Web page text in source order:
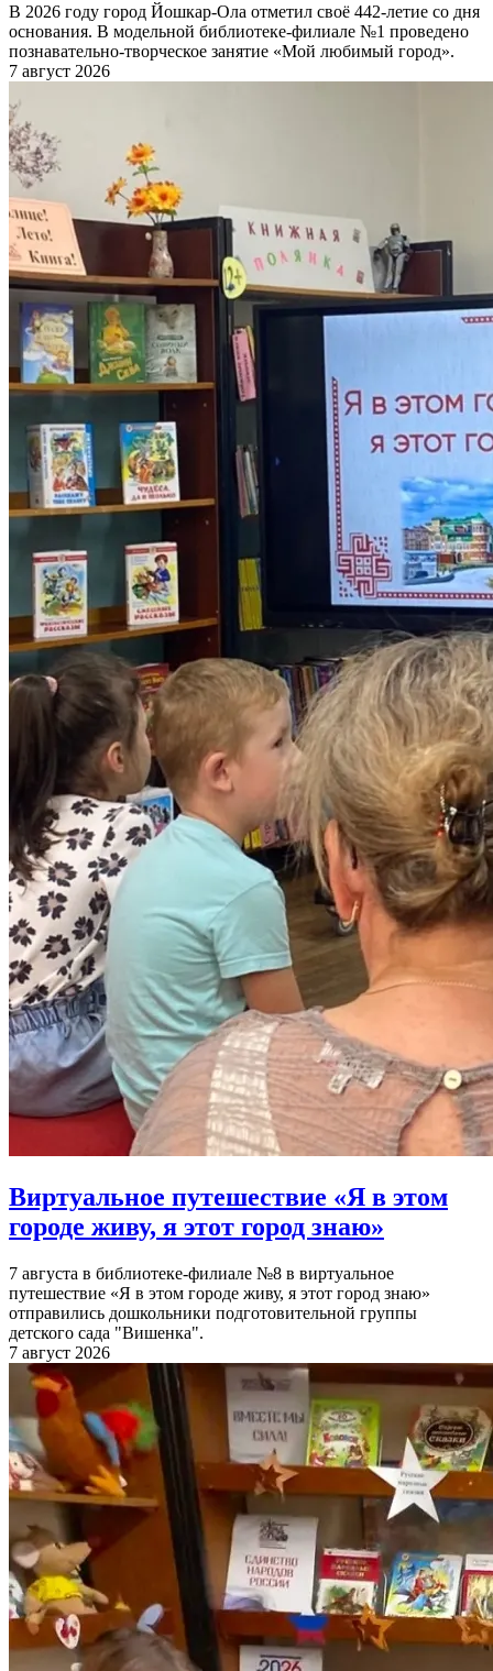
В 2026 году город Йошкар-Ола отметил своё 442-летие со дня
основания. В модельной библиотеке-филиале №1 проведено
познавательно-творческое занятие «Мой любимый город».
7 август 2026
Виртуальное путешествие «Я в этом
городе живу, я этот город знаю»
7 августа в библиотеке-филиале №8 в виртуальное
путешествие «Я в этом городе живу, я этот город знаю»
отправились дошкольники подготовительной группы
детского сада "Вишенка".
7 август 2026